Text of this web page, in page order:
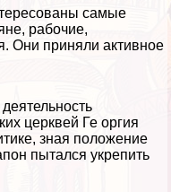
самые
рабочие,
Они приняли активное
церквей Ге opгия
зная положение
пытался укрепить